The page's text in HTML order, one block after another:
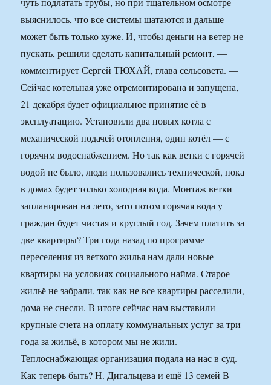
выяснилось, что все системы шатаются и дальше
может быть только хуже. И, чтобы деньги на ветер не
пускать, решили сделать капитальный ремонт, —
комментирует Сергей ТЮХАЙ, глава сельсовета. —
Сейчас котельная уже отремонтирована и запущена,
21 декабря будет официальное принятие её в
эксплуатацию. Установили два новых котла с
механической подачей отопления, один котёл — с
горячим водоснабжением. Но так как ветки с горячей
водой не было, люди пользовались технической, пока
в домах будет только холодная вода. Монтаж ветки
запланирован на лето, зато потом горячая вода у
граждан будет чистая и круглый год. Зачем платить за
две квартиры? Три года назад по программе
переселения из ветхого жилья нам дали новые
квартиры на условиях социального найма. Старое
жильё не забрали, так как не все квартиры расселили,
дома не снесли. В итоге сейчас нам выставили
крупные счета на оплату коммунальных услуг за три
года за жильё, в котором мы не жили.
Теплоснабжающая организация подала на нас в суд.
Как теперь быть? Н. Дигальцева и ещё 13 семей В